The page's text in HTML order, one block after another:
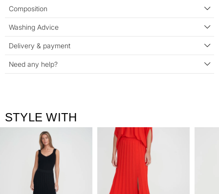
Composition
Washing Advice
Delivery & payment
Need any help?
STYLE WITH